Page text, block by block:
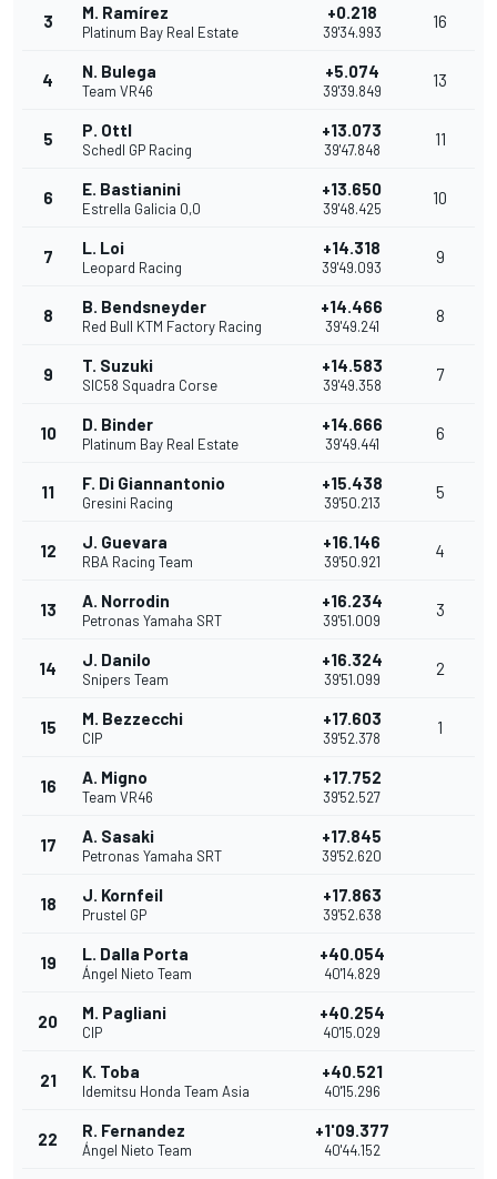
3 M. Ramírez
Platinum Bay Real Estate
+0.218
39'34.993
16
4 N. Bulega
Team VR46
+5.074
39'39.849
13
5 P. Ottl
Schedl GP Racing
+13.073
39'47.848
11
6 E. Bastianini
Estrella Galicia 0,0
+13.650
39'48.425
10
7 L. Loi
Leopard Racing
+14.318
39'49.093
9
8 B. Bendsneyder
Red Bull KTM Factory Racing
+14.466
39'49.241
8
9 T. Suzuki
SIC58 Squadra Corse
+14.583
39'49.358
7
10 D. Binder
Platinum Bay Real Estate
+14.666
39'49.441
6
11 F. Di Giannantonio
Gresini Racing
+15.438
39'50.213
5
12 J. Guevara
RBA Racing Team
+16.146
39'50.921
4
13 A. Norrodin
Petronas Yamaha SRT
+16.234
39'51.009
3
14 J. Danilo
Snipers Team
+16.324
39'51.099
2
15 M. Bezzecchi
CIP
+17.603
39'52.378
1
16 A. Migno
Team VR46
+17.752
39'52.527
17 A. Sasaki
Petronas Yamaha SRT
+17.845
39'52.620
18 J. Kornfeil
Prustel GP
+17.863
39'52.638
19 L. Dalla Porta
Ángel Nieto Team
+40.054
40'14.829
20 M. Pagliani
CIP
+40.254
40'15.029
21 K. Toba
Idemitsu Honda Team Asia
+40.521
40'15.296
22 R. Fernandez
Ángel Nieto Team
+1'09.377
40'44.152